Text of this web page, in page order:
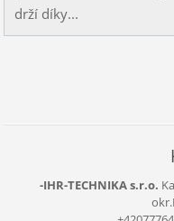
drží díky...
-IHR-TECHNIKA s.r.o.